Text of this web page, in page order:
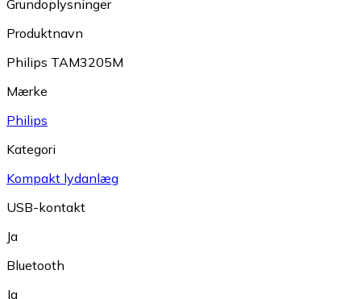
Grundoplysninger
Produktnavn
Philips TAM3205M
Mærke
Philips
Kategori
Kompakt lydanlæg
USB-kontakt
Ja
Bluetooth
Ja